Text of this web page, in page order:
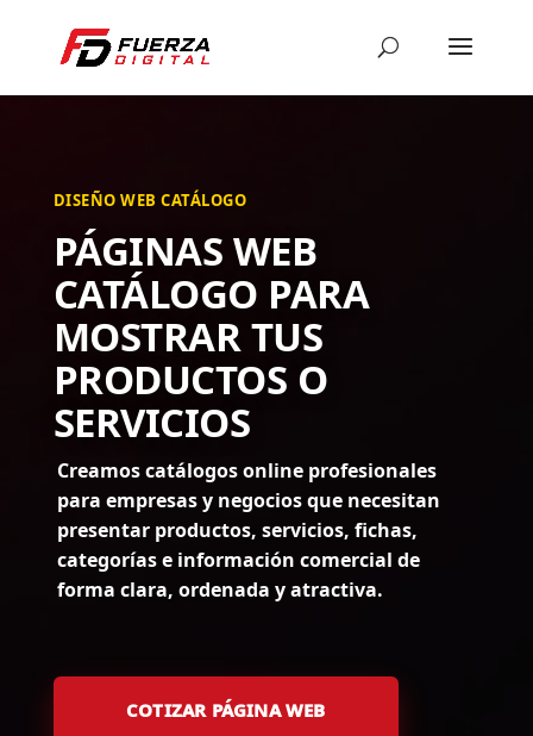
DISEÑO WEB CATÁLOGO
PÁGINAS WEB
CATÁLOGO PARA
MOSTRAR TUS
PRODUCTOS O
SERVICIOS
Creamos catálogos online profesionales
para empresas y negocios que necesitan
presentar productos, servicios, fichas,
categorías e información comercial de
forma clara, ordenada y atractiva.
COTIZAR PÁGINA WEB